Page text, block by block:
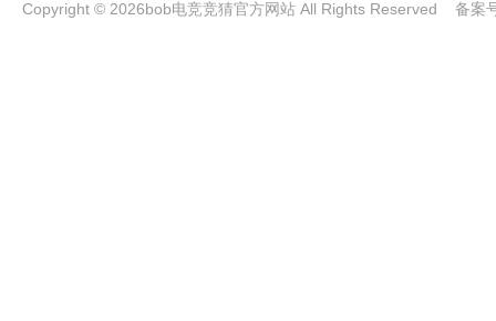
Copyright © 2026bob电竞竞猜官方网站 All Rights Reserved 备案